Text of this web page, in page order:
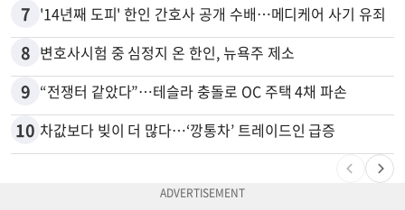
7 '14년째 도피' 한인 간호사 공개 수배…메디케어 사기 유죄
8 변호사시험 중 심정지 온 한인, 뉴욕주 제소
9 “전쟁터 같았다”…테슬라 충돌로 OC 주택 4채 파손
10 차값보다 빚이 더 많다…‘깡통차’ 트레이드인 급증